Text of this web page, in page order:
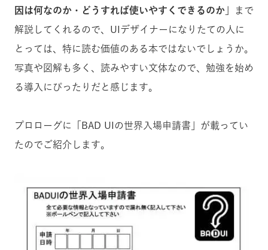
因は何なのか・どうすれば使いやすくできるのか」
まで
解説してくれるので、UIデザイナーになりたての人に
とっては、特に読む価値のある本ではないでしょうか。
写真や図解も多く、読みやすい文体なので、勉強を始め
る導入にぴったりだと感じます。
プロローグに「BAD UIの世界入場申請書」が載ってい
たのでご紹介します。